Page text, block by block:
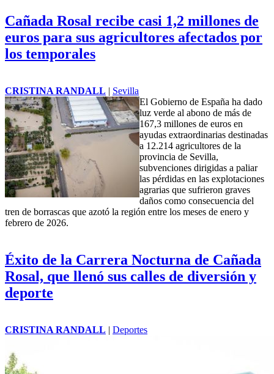
Cañada Rosal recibe casi 1,2 millones de
euros para sus agricultores afectados por
los temporales
CRISTINA RANDALL | Sevilla
El Gobierno de España ha dado
luz verde al abono de más de
167,3 millones de euros en
ayudas extraordinarias destinadas
a 12.214 agricultores de la
provincia de Sevilla,
subvenciones dirigidas a paliar
las pérdidas en las explotaciones
agrarias que sufrieron graves
daños como consecuencia del
tren de borrascas que azotó la región entre los meses de enero y
febrero de 2026.
Éxito de la Carrera Nocturna de Cañada
Rosal, que llenó sus calles de diversión y
deporte
CRISTINA RANDALL | Deportes